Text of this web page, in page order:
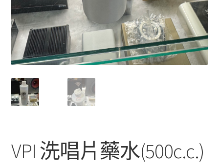
VPI 洗唱片藥水(500c.c.)